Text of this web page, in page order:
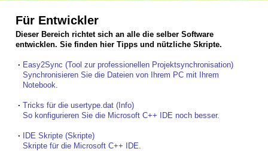
Für Entwickler
Dieser Bereich richtet sich an alle die selber Software
entwicklen. Sie finden hier Tipps und nützliche Skripte.
· Easy2Sync (Tool zur professionellen Projektsynchronisation)
Synchronisieren Sie die Dateien von Ihrem PC mit Ihrem
Notebook.
· Tricks für die usertype.dat (Info)
So konfigurieren Sie die Microsoft C++ IDE noch besser.
·
IDE Skripte (Skripte)
Skripte für die Microsoft C++ IDE.